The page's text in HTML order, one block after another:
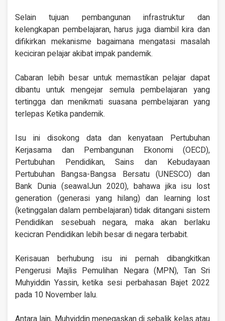
Selain tujuan pembangunan infrastruktur dan
kelengkapan pembelajaran, harus juga diambil kira dan
difikirkan mekanisme bagaimana mengatasi masalah
keciciran pelajar akibat impak pandemik.
Cabaran lebih besar untuk memastikan pelajar dapat
dibantu untuk mengejar semula pembelajaran yang
tertingga dan menikmati suasana pembelajaran yang
terlepas Ketika pandemik.
Isu ini disokong data dan kenyataan Pertubuhan
Kerjasama dan Pembangunan Ekonomi (OECD),
Pertubuhan Pendidikan, Sains dan Kebudayaan
Pertubuhan Bangsa-Bangsa Bersatu (UNESCO) dan
Bank Dunia (seawalJun 2020), bahawa jika isu lost
generation (generasi yang hilang) dan learning lost
(ketinggalan dalam pembelajaran) tidak ditangani sistem
Pendidikan sesebuah negara, maka akan berlaku
kecicran Pendidikan lebih besar di negara terbabit.
Kerisauan berhubung isu ini pernah dibangkitkan
Pengerusi Majlis Pemulihan Negara (MPN), Tan Sri
Muhyiddin Yassin, ketika sesi perbahasan Bajet 2022
pada 10 November lalu.